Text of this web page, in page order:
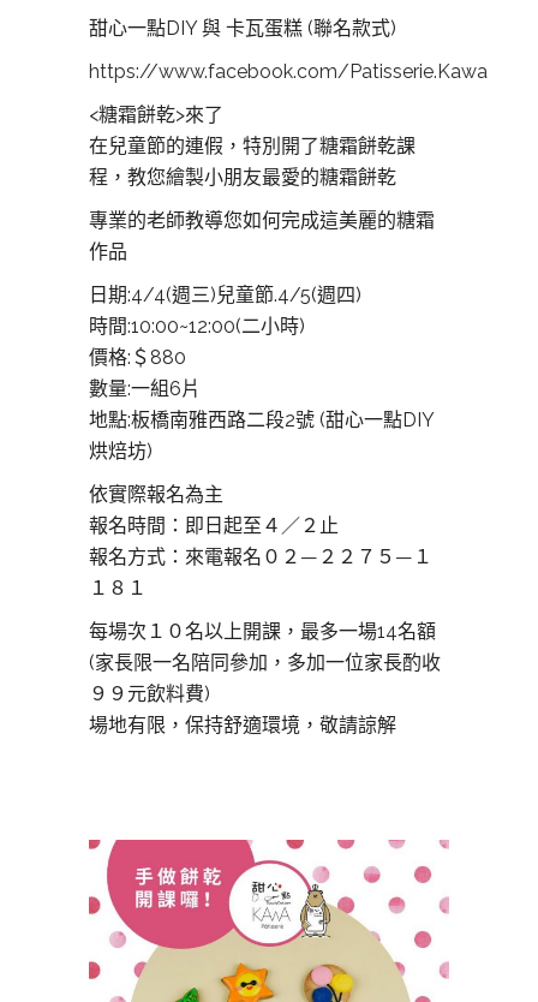
甜心一點DIY 與 卡瓦蛋糕 (聯名款式)
https://www.facebook.com/Patisserie.Kawa
<糖霜餅乾>來了
在兒童節的連假，特別開了糖霜餅乾課
程，教您繪製小朋友最愛的糖霜餅乾
專業的老師教導您如何完成這美麗的糖霜
作品
日期:4/4(週三)兒童節.4/5(週四)
時間:10:00~12:00(二小時)
價格:＄880
數量:一組6片
地點:板橋南雅西路二段2號 (甜心一點DIY
烘焙坊)
依實際報名為主
報名時間：即日起至４／２止
報名方式：來電報名０２—２２７５—１
１８１
每場次１０名以上開課，最多一場14名額
(家長限一名陪同參加，多加一位家長酌收
９９元飲料費)
場地有限，保持舒適環境，敬請諒解